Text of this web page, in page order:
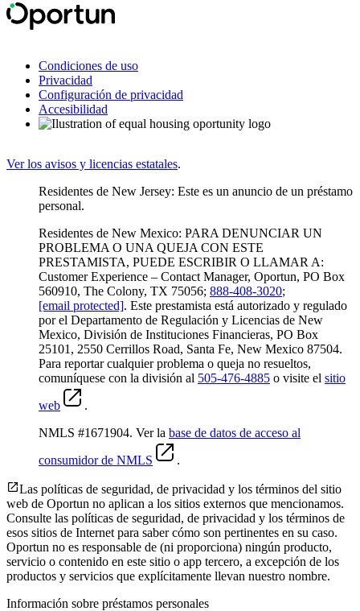
Condiciones de uso
Privacidad
Configuración de privacidad
Accesibilidad
Ver los avisos y licencias estatales.
Residentes de New Jersey: Este es un anuncio de un préstamo
personal.
Residentes de New Mexico: PARA DENUNCIAR UN
PROBLEMA O UNA QUEJA CON ESTE
PRESTAMISTA, PUEDE ESCRIBIR O LLAMAR A:
Customer Experience – Contact Manager, Oportun, PO Box
560910, The Colony, TX 75056; 888-408-3020;
[email protected]. Este prestamista está autorizado y regulado
por el Departamento de Regulación y Licencias de New
Mexico, División de Instituciones Financieras, PO Box
25101, 2550 Cerrillos Road, Santa Fe, New Mexico 87504.
Para reportar cualquier problema o queja no resueltos,
comuníquese con la división al 505-476-4885 o visite el sitio
web
.
NMLS #1671904. Ver la base de datos de acceso al
consumidor de NMLS
.
Las políticas de seguridad, de privacidad y los términos del sitio
web de Oportun no aplican a los sitios externos que mencionamos.
Consulte las políticas de seguridad, de privacidad y los términos de
esos sitios de Internet para saber cómo son pertinentes en su caso.
Oportun no es responsable de (ni proporciona) ningún producto,
servicio o contenido en este sitio o app tercero, a excepción de los
productos y servicios que explícitamente llevan nuestro nombre.
Información sobre préstamos personales